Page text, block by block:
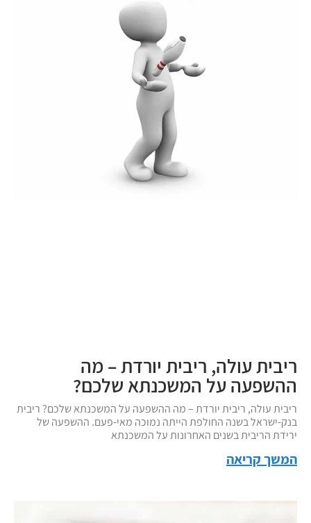
ריבית עולה, ריבית יורדת – מה
ההשפעה על המשכנתא שלכם?
ריבית עולה, ריבית יורדת – מה ההשפעה על המשכנתא שלכם? ריבית
בנק-ישראל בשנה החולפת הייתה נמוכה מאי-פעם. ההשפעה של
ירידת הריבית בשנים האחרונות על המשכנתא
המשך קריאה